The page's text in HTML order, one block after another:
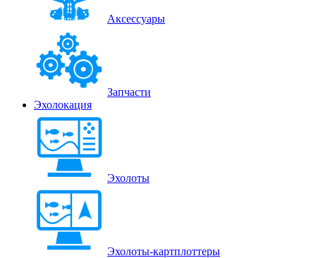
Аксессуары
Запчасти
Эхолокация
Эхолоты
Эхолоты-картплоттеры